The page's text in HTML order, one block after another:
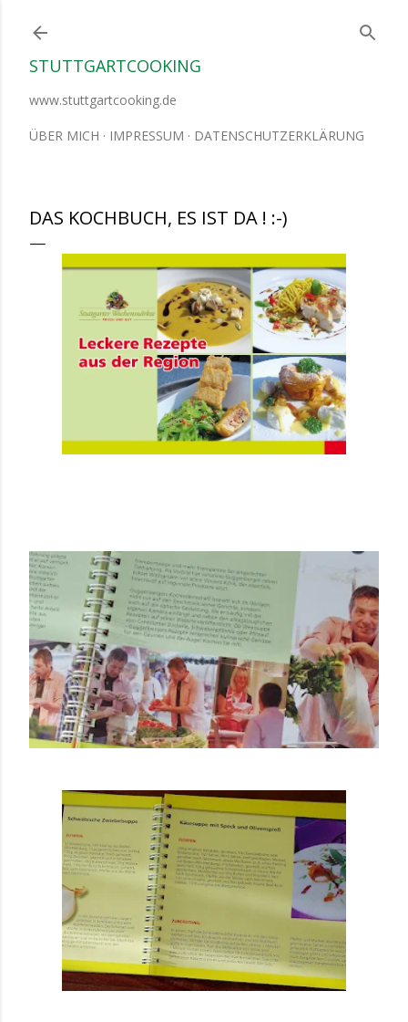
STUTTGARTCOOKING
www.stuttgartcooking.de
ÜBER MICH IMPRESSUM DATENSCHUTZERKLÄRUNG
DAS KOCHBUCH, ES IST DA ! :-)